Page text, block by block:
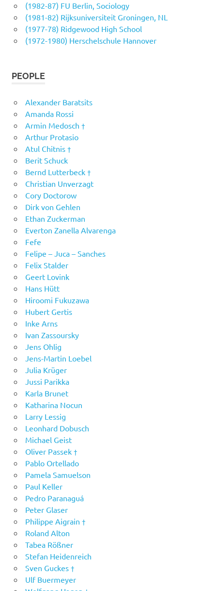
(1982-87) FU Berlin, Sociology
(1981-82) Rijksuniversiteit Groningen, NL
(1977-78) Ridgewood High School
(1972-1980) Herschelschule Hannover
PEOPLE
Alexander Baratsits
Amanda Rossi
Armin Medosch †
Arthur Protasio
Atul Chitnis †
Berit Schuck
Bernd Lutterbeck †
Christian Unverzagt
Cory Doctorow
Dirk von Gehlen
Ethan Zuckerman
Everton Zanella Alvarenga
Fefe
Felipe – Juca – Sanches
Felix Stalder
Geert Lovink
Hans Hütt
Hiroomi Fukuzawa
Hubert Gertis
Inke Arns
Ivan Zassoursky
Jens Ohlig
Jens-Martin Loebel
Julia Krüger
Jussi Parikka
Karla Brunet
Katharina Nocun
Larry Lessig
Leonhard Dobusch
Michael Geist
Oliver Passek †
Pablo Ortellado
Pamela Samuelson
Paul Keller
Pedro Paranaguá
Peter Glaser
Philippe Aigrain †
Roland Alton
Tabea Rößner
Stefan Heidenreich
Sven Guckes †
Ulf Buermeyer